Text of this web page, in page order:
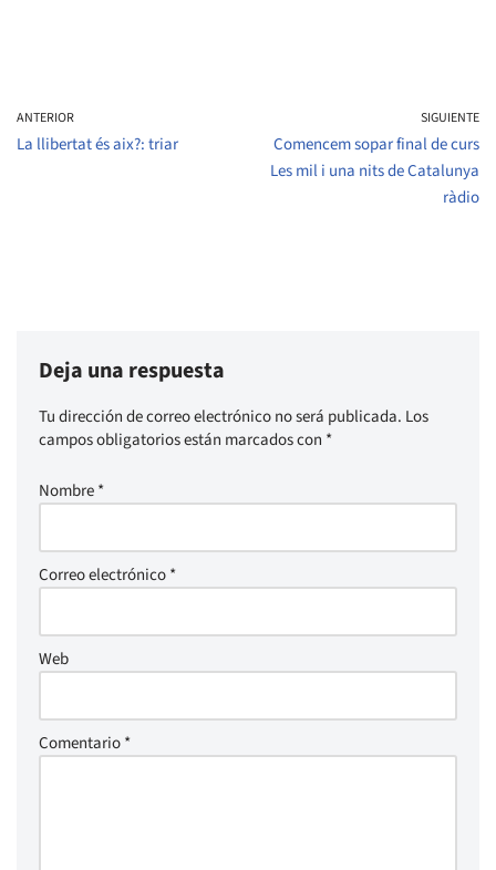
ANTERIOR
La llibertat és aix?: triar
SIGUIENTE
Comencem sopar final de curs
Les mil i una nits de Catalunya
ràdio
Deja una respuesta
Tu dirección de correo electrónico no será publicada. Los
campos obligatorios están marcados con *
Nombre*
Correo electrónico*
Web
Comentario*